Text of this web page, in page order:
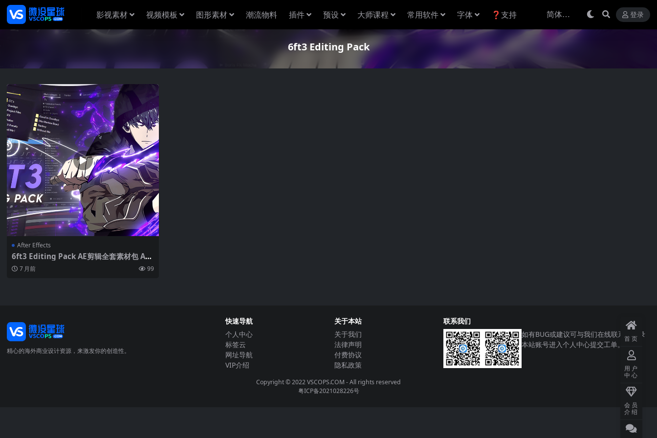
影视素材 视频模板 图形素材 潮流物料 插件 预设 大师课程 常用软件 字体 ❓支持 登录
6ft3 Editing Pack
After Effects
6ft3 Editing Pack AE剪辑全套素材包 AM
V工程文件+VFX预设
7 月前 99
精心的海外商业设计资源，来激发你的创造性。
快速导航
个人中心
标签云
网址导航
VIP介绍
关于本站
关于我们
法律声明
付费协议
隐私政策
联系我们
如有BUG或建议可与我们在线联系或登录
本站账号进入个人中心提交工单。
Copyright © 2022VSCOPS.COM - All rights reserved
粤ICP备2021028226号
首页
用户
中心
会员
介绍